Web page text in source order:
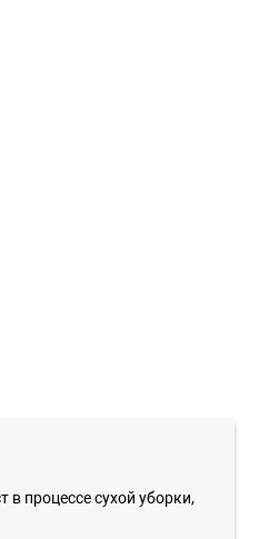
процессе сухой уборки,